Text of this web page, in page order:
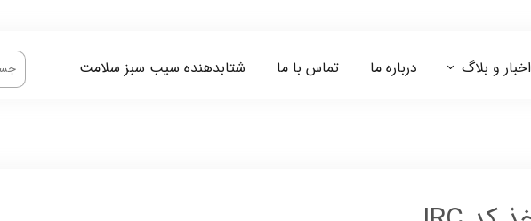
اخبار و بلاگ درباره ما تماس با ما شتابدهنده سیب سبز سلامت